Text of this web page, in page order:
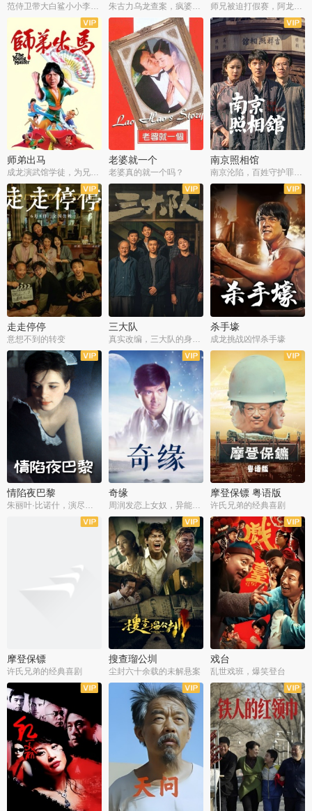
范侍卫带大白鲨小小李破案寻妃 朱古力乌龙查案，疯婆子神助攻 师兄被迫打假赛，阿龙追查斗黑帮
师弟出马
成龙演武馆学徒，为兄搏命战黑道
老婆就一个
老婆真的就一个吗？
南京照相馆
南京沦陷，百姓守护罪证底片
走走停停
意想不到的转变
三大队 杀手壕
成龙挑战凶悍杀手壕
情陷夜巴黎
朱丽叶·比诺什，演尽失爱之痛
奇缘
周润发恋上女奴，异能护体战邪派
摩登保镖 粤语版
许氏兄弟的经典喜剧
摩登保镖
许氏兄弟的经典喜剧
搜查瑠公圳
尘封六十余载的未解悬案
戏台
乱世戏班，爆笑登台